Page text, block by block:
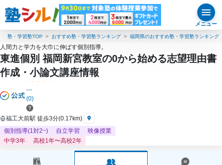
メニュー
塾・学習塾TOP おすすめ塾・学習塾ランキング 福岡県のおすすめ塾・学習塾ランキング
人間力と学力を大巾に伸ばす個別指導。
東進個別 福岡新宮教室の0から始める志望理由書
作成・小論文講座情報
---
(0)
福工大前駅 徒歩3分(0.17km)
個別指導(1対2~)
自立学習
映像授業
中学3年
高校1年〜高校2年